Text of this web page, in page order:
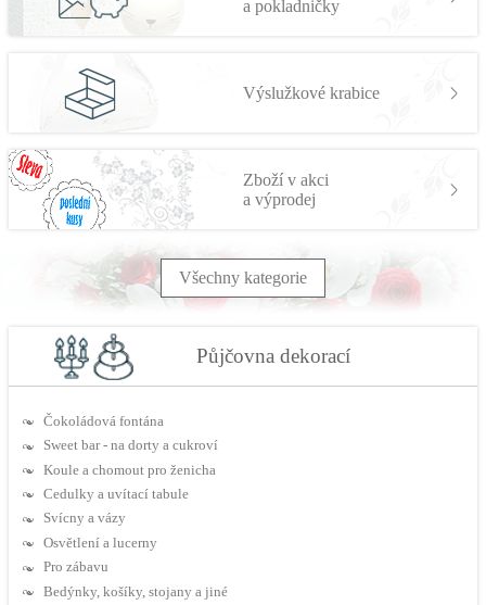
a pokladničky
Výslužkové krabice
Zboží v akci
a výprodej
Všechny kategorie
Půjčovna dekorací
Čokoládová fontána
Sweet bar - na dorty a cukroví
Koule a chomout pro ženicha
Cedulky a uvítací tabule
Svícny a vázy
Osvětlení a lucerny
Pro zábavu
Bedýnky, košíky, stojany a jiné